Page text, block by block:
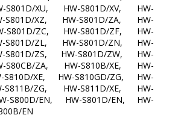
S801D/XU, HW-S801D/XV, HW-
S801D/XZ, HW-S801D/ZA, HW-
S801D/ZC, HW-S801D/ZF, HW-
S801D/ZL, HW-S801D/ZN, HW-
S801D/ZS, HW-S801D/ZW, HW-
S80CB/ZA, HW-S810B/XE, HW-
XE, HW-S810GD/ZG, HW-
S811B/ZG, HW-S811D/XE, HW-
S800D/EN, HW-S801D/EN, HW-
EN